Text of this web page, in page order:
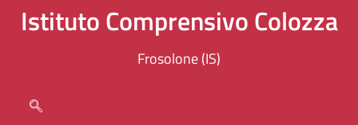
Istituto Comprensivo Colozza
Frosolone (IS)